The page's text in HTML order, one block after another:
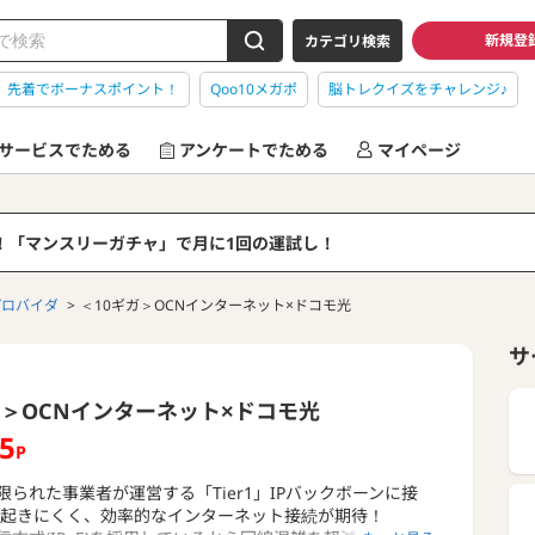
カテゴリ検索 新規登
先着でボーナスポイント！ Qoo10メガポ 脳トレクイズをチャレンジ♪
ービスでためる アンケートでためる マイページ
マンスリーガチャ」で月に1回の運試し！
バイダ ＜10ギガ＞OCNインターネット×ドコモ光
OCNインターネット×ドコモ光
P
られた事業者が運営する「Tier1」IPバックボーンに接
きにくく、効率的なインターネット接続が期待！